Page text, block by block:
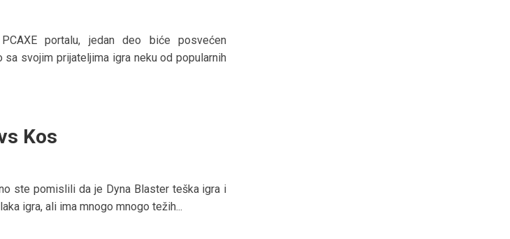
portalu, jedan deo biće posvećen
svojim prijateljima igra neku od popularnih
Kos
ste pomislili da je Dyna Blaster teška igra i
igra, ali ima mnogo mnogo težih...